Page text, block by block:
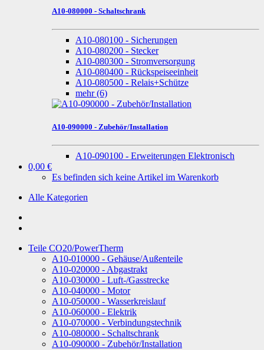
A10-080000 - Schaltschrank
A10-080100 - Sicherungen
A10-080200 - Stecker
A10-080300 - Stromversorgung
A10-080400 - Rückspeiseeinheit
A10-080500 - Relais+Schütze
mehr(6)
A10-090000 - Zubehör/Installation
A10-090100 - Erweiterungen Elektronisch
0,00 €
Es befinden sich keine Artikel im Warenkorb
Alle Kategorien
Teile CO20/PowerTherm
A10-010000 - Gehäuse/Außenteile
A10-020000 - Abgastrakt
A10-030000 - Luft-/Gasstrecke
A10-040000 - Motor
A10-050000 - Wasserkreislauf
A10-060000 - Elektrik
A10-070000 - Verbindungstechnik
A10-080000 - Schaltschrank
A10-090000 - Zubehör/Installation